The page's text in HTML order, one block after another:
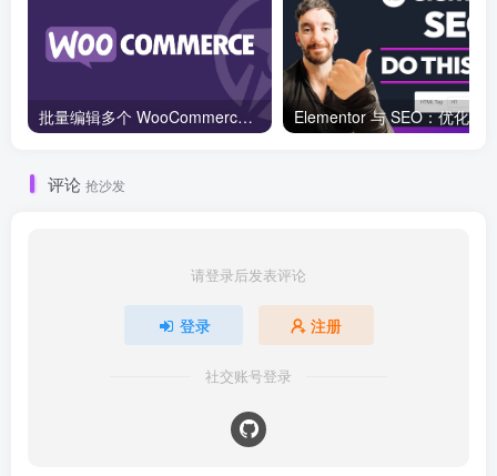
批量编辑多个 WooCommerce 产品变体价格的 2 个方法？
评论 抢沙发
请登录后发表评论
登录 注册
社交账号登录